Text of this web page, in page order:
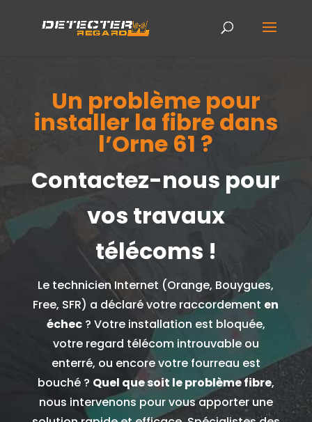
Un problème pour
installer la fibre dans
l’Orne 61 ?
Contactez-nous pour
vos travaux
télécoms !
Le technicien Internet (Orange, Bouygues,
Free, SFR) a déclaré votre raccordement en
échec? Votre installation est bloquée,
votre regard télécom introuvable ou
enterré, ou encore votre fourreau est
bouché ? Quel que soit le problème fibre,
nous intervenons pour vous apporter une